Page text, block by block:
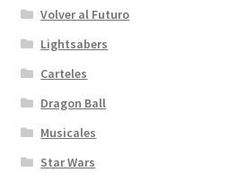
Volver al Futuro
Lightsabers
Carteles
Dragon Ball
Musicales
Star Wars